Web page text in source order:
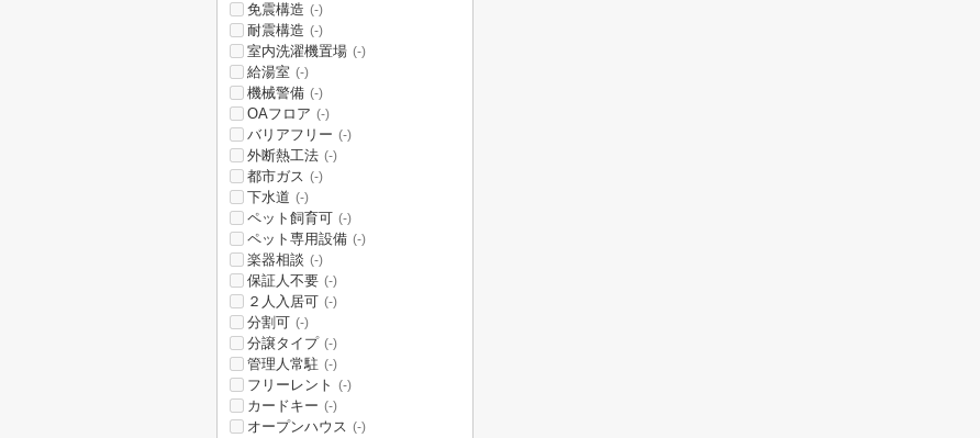
免震構造 (-)
耐震構造 (-)
室内洗濯機置場 (-)
給湯室 (-)
機械警備 (-)
OAフロア (-)
バリアフリー (-)
外断熱工法 (-)
都市ガス (-)
下水道 (-)
ペット飼育可 (-)
ペット専用設備 (-)
楽器相談 (-)
保証人不要 (-)
２人入居可 (-)
分割可 (-)
分譲タイプ (-)
管理人常駐 (-)
フリーレント (-)
カードキー (-)
オープンハウス (-)